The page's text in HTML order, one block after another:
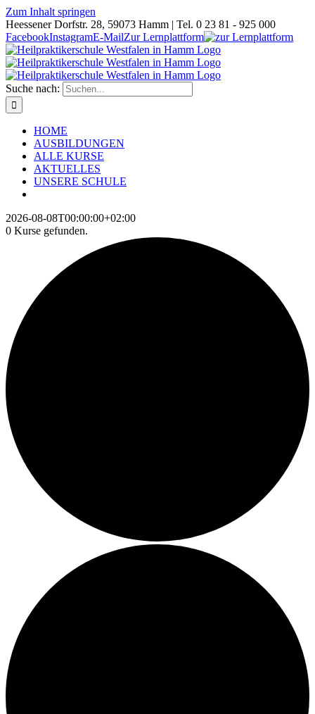
Zum Inhalt springen
Heessener Dorfstr. 28, 59073 Hamm | Tel. 0 23 81 - 925 000
FacebookInstagramE-MailZur Lernplattform
Suche nach:
HOME
AUSBILDUNGEN
ALLE KURSE
AKTUELLES
UNSERE SCHULE
2026-08-08T00:00:00+02:00
0 Kurse gefunden.